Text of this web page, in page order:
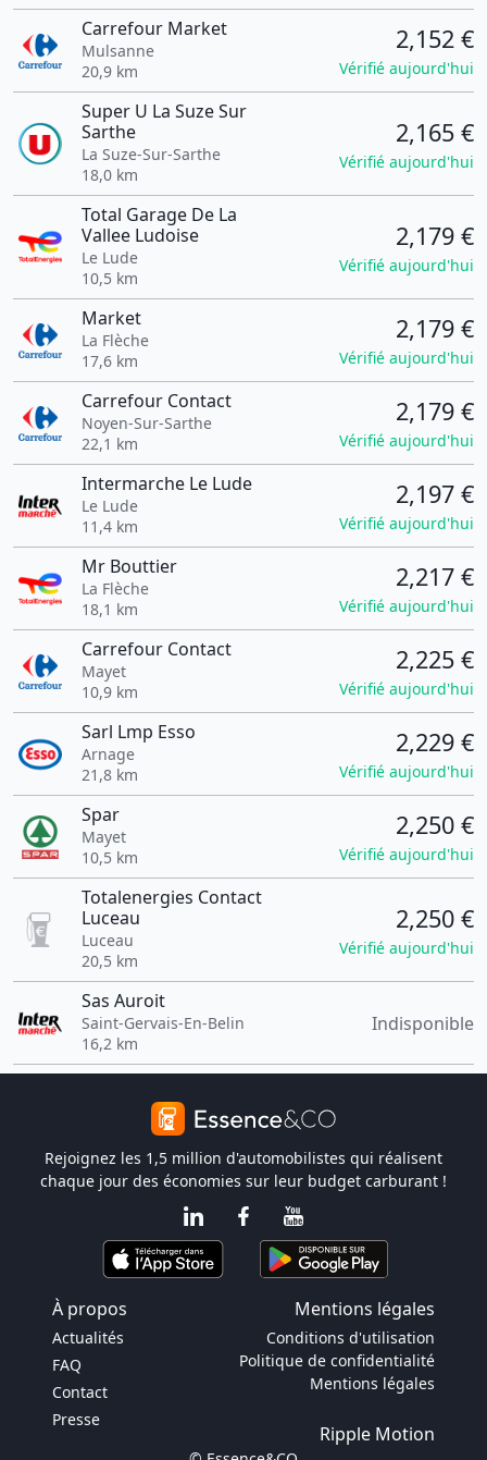
Carrefour Market
Mulsanne
20,9 km
2,152 €
Vérifié aujourd'hui
Super U La Suze Sur
Sarthe
La Suze-Sur-Sarthe
18,0 km
2,165 €
Vérifié aujourd'hui
Total Garage De La
Vallee Ludoise
Le Lude
10,5 km
2,179 €
Vérifié aujourd'hui
Market
La Flèche
17,6 km
2,179 €
Vérifié aujourd'hui
Carrefour Contact
Noyen-Sur-Sarthe
22,1 km
2,179 €
Vérifié aujourd'hui
Intermarche Le Lude
Le Lude
11,4 km
2,197 €
Vérifié aujourd'hui
Mr Bouttier
La Flèche
18,1 km
2,217 €
Vérifié aujourd'hui
Carrefour Contact
Mayet
10,9 km
2,225 €
Vérifié aujourd'hui
Sarl Lmp Esso
Arnage
21,8 km
2,229 €
Vérifié aujourd'hui
Spar
Mayet
10,5 km
2,250 €
Vérifié aujourd'hui
Totalenergies Contact
Luceau
Luceau
20,5 km
2,250 €
Vérifié aujourd'hui
Sas Auroit
Saint-Gervais-En-Belin
16,2 km
Indisponible
Rejoignez les 1,5 million d'automobilistes qui réalisent
chaque jour des économies sur leur budget carburant !
À propos Mentions légales
Actualités
FAQ
Contact
Presse
Conditions d'utilisation
Politique de confidentialité
Mentions légales
Ripple Motion